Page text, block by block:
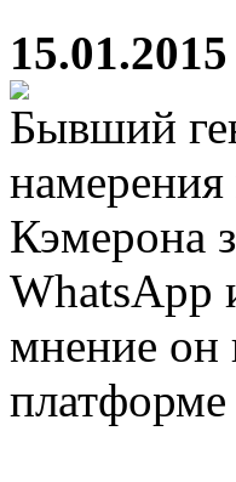
15.01.2015
Бывший
Кэмерона
WhatsApp
мнение он